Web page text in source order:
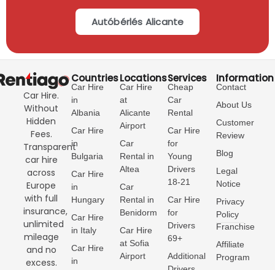
Autóbérlés Alicante
Car Hire.
Without
Hidden
Fees.
Transparent
car hire
across
Europe
with full
insurance,
unlimited
mileage
and no
excess.
Countries
Car Hire
in
Albania
Car Hire
in
Bulgaria
Car Hire
in
Hungary
Car Hire
in Italy
Car Hire
in
Locations
Car Hire
at
Alicante
Airport
Car
Rental in
Altea
Car
Rental in
Benidorm
Car Hire
at Sofia
Airport
Services
Cheap
Car
Rental
Car Hire
for
Young
Drivers
18-21
Car Hire
for
Drivers
69+
Additional
Information
Contact
About Us
Customer
Review
Blog
Legal
Notice
Privacy
Policy
Franchise
Affiliate
Program